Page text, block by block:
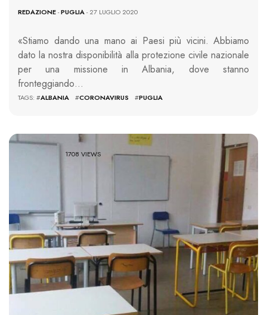
REDAZIONE-PUGLIA- 27 LUGLIO 2020
«Stiamo dando una mano ai Paesi più vicini. Abbiamo
dato la nostra disponibilità alla protezione civile nazionale
per una missione in Albania, dove stanno
fronteggiando…
TAGS: #ALBANIA #CORONAVIRUS #PUGLIA
1708 VIEWS